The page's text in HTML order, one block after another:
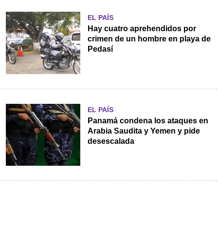
EL PAÍS
Hay cuatro aprehendidos por
crimen de un hombre en playa de
Pedasí
EL PAÍS
Panamá condena los ataques en
Arabia Saudita y Yemen y pide
desescalada